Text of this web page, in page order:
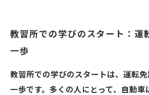
教習所での学びのスタート：運
一歩
教習所での学びのスタートは、運転
一歩です。多くの人にとって、自動車